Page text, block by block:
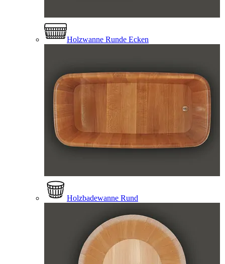
Holzwanne Runde Ecken
Holzbadewanne Rund